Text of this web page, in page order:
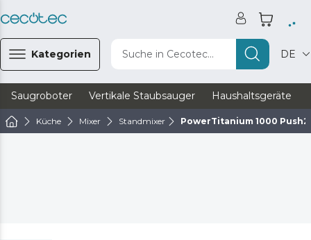
Kategorien Suche in Cecotec... DE
Saugroboter Vertikale Staubsauger Haushaltsgeräte
Küche Mixer Standmixer PowerTitanium 1000